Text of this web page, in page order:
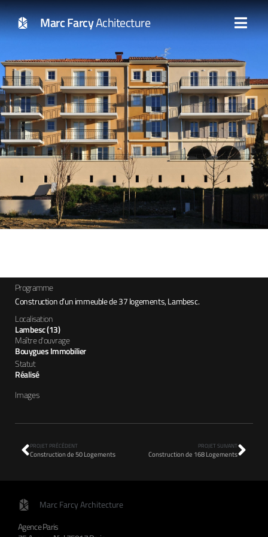
Marc FarcyAchitecture
Programme
Construction d’un immeuble de 37 logements, Lambesc.
Localisation
Lambesc (13)
Maître d'ouvrage
Bouygues Immobilier
Statut
Réalisé
Images
PROJET PRÉCÉDENT
Construction de 50 Logements
PROJET SUIVANT
Construction de 168 Logements
Marc Farcy Architecture
Agence Paris